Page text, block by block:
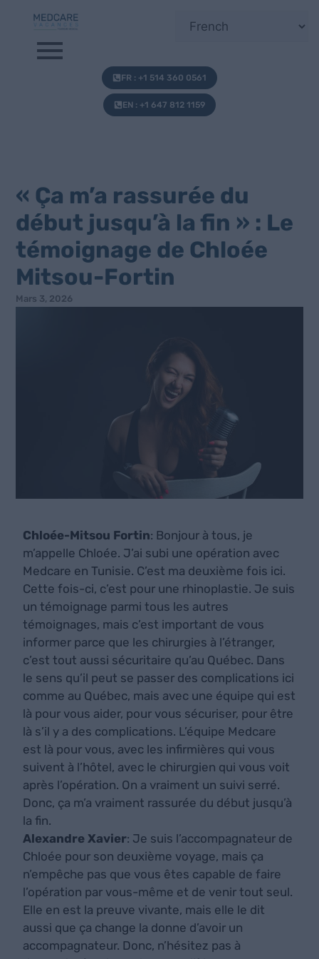
FR : +1 514 360 0561
EN : +1 647 812 1159
« Ça m’a rassurée du
début jusqu’à la fin » : Le
témoignage de Chloée
Mitsou-Fortin
Mars 3, 2026
Chloée-Mitsou Fortin: Bonjour à tous, je
m’appelle Chloée. J’ai subi une opération avec
Medcare en Tunisie. C’est ma deuxième fois ici.
Cette fois-ci, c’est pour une rhinoplastie. Je suis
un témoignage parmi tous les autres
témoignages, mais c’est important de vous
informer parce que les chirurgies à l’étranger,
c’est tout aussi sécuritaire qu’au Québec. Dans
le sens qu’il peut se passer des complications ici
comme au Québec, mais avec une équipe qui est
là pour vous aider, pour vous sécuriser, pour être
là s’il y a des complications. L’équipe Medcare
est là pour vous, avec les infirmières qui vous
suivent à l’hôtel, avec le chirurgien qui vous voit
après l’opération. On a vraiment un suivi serré.
Donc, ça m’a vraiment rassurée du début jusqu’à
la fin.
Alexandre Xavier: Je suis l’accompagnateur de
Chloée pour son deuxième voyage, mais ça
n’empêche pas que vous êtes capable de faire
l’opération par vous-même et de venir tout seul.
Elle en est la preuve vivante, mais elle le dit
aussi que ça change la donne d’avoir un
accompagnateur. Donc, n’hésitez pas à